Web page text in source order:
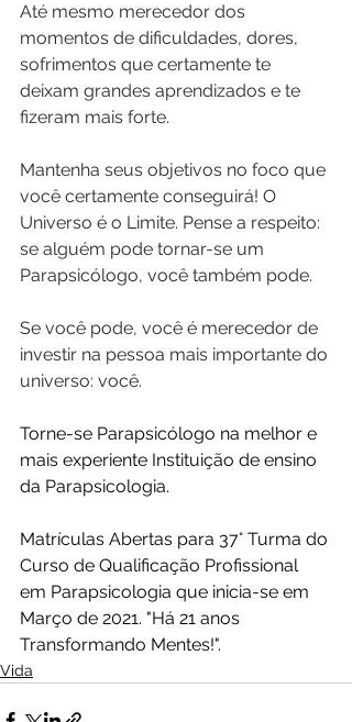
Até mesmo merecedor dos
momentos de dificuldades, dores,
sofrimentos que certamente te
deixam grandes aprendizados e te
fizeram mais forte.
Mantenha seus objetivos no foco que
você certamente conseguirá! O
Universo é o Limite. Pense a respeito:
se alguém pode tornar-se um
Parapsicólogo, você também pode.
Se você pode, você é merecedor de
investir na pessoa mais importante do
universo: você.
Torne-se Parapsicólogo na melhor e
mais experiente Instituição de ensino
da Parapsicologia.
Matrículas Abertas para 37° Turma do
Curso de Qualificação Profissional
em Parapsicologia que inicia-se em
Março de 2021. "Há 21 anos
Transformando Mentes!".
Vida